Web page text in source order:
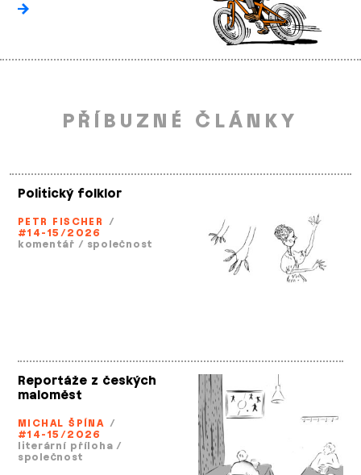
PŘÍBUZNÉ ČLÁNKY
Politický folklor
PETR FISCHER /
#14-15/2026
komentář / společnost
Reportáže z českých
maloměst
MICHAL ŠPÍNA /
#14-15/2026
literární příloha /
společnost